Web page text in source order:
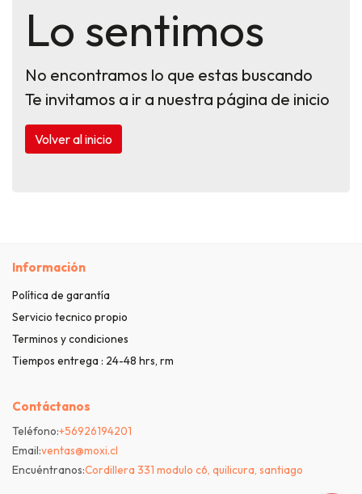
Lo sentimos
No encontramos lo que estas buscando
Te invitamos a ir a nuestra página de inicio
Volver al inicio
Información
Política de garantía
Servicio tecnico propio
Terminos y condiciones
Tiempos entrega : 24-48 hrs, rm
Contáctanos
Teléfono:+56926194201
Email:ventas@moxi.cl
Encuéntranos:Cordillera 331 modulo c6, quilicura, santiago